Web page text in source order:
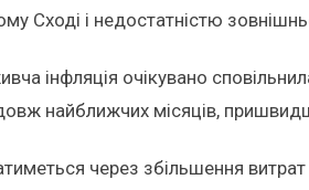
Сході і недостатністю
інфляція очікувано
найближчих місяців,
через збільшення